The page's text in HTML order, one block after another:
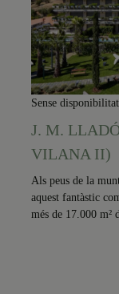
Sense disponibilitat
J. M.
VILANA II)
Als peus de la
aquest fantàstic
més de 17.000 m²